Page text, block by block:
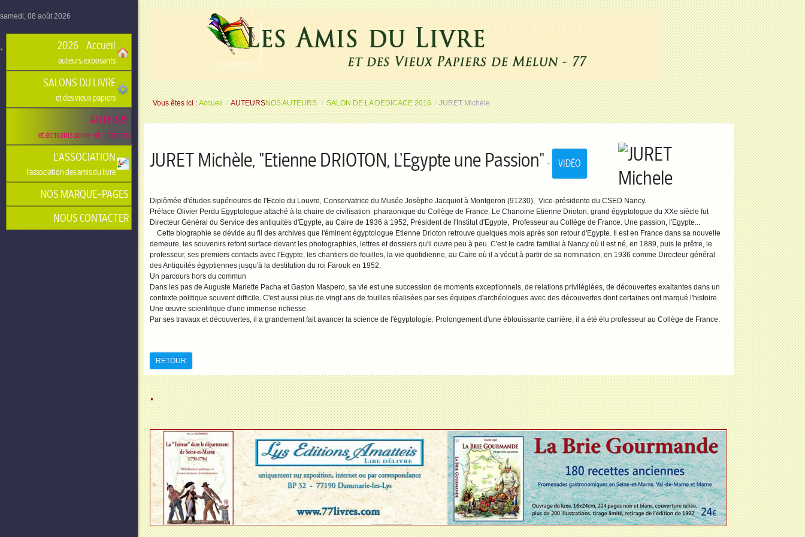
samedi, 08 août 2026
.
.
2026 • Accueil
auteurs, exposants
SALONS DU LIVRE
et des vieux papiers
AUTEURS
et écrivains seine-et-marnais
L'ASSOCIATION
l'association des amis du livre
NOS MARQUE-PAGES
NOUS CONTACTER
Vous êtes ici : Accueil / AUTEURSNOS AUTEURS / SALON DE LA DEDICACE 2016 / JURET Michèle
JURET Michèle, "Etienne DRIOTON, L'Egypte une Passion" - VIDÉO
Diplômée d'études supérieures de l'Ecole du Louvre, Conservatrice du Musée Josèphe Jacquiot à Montgeron (91230), Vice-présidente du CSED Nancy.
Préface Olivier Perdu Egyptologue attaché à la chaire de civilisation pharaonique du Collège de France. Le Chanoine Etienne Drioton, grand égyptologue du XXe siècle fut
Directeur Général du Service des antiquités d'Egypte, au Caire de 1936 à 1952, Président de l'Institut d'Egypte, Professeur au Collège de France. Une passion, l'Egypte...
Cette biographie se dévide au fil des archives que l'éminent égyptologue Etienne Drioton retrouve quelques mois après son retour d'Egypte. Il est en France dans sa nouvelle
demeure, les souvenirs refont surface devant les photographies, lettres et dossiers qu'il ouvre peu à peu. C'est le cadre familial à Nancy où il est né, en 1889, puis le prêtre, le
professeur, ses premiers contacts avec l'Egypte, les chantiers de fouilles, la vie quotidienne, au Caire où il a vécut à partir de sa nomination, en 1936 comme Directeur général
des Antiquités égyptiennes jusqu'à la destitution du roi Farouk en 1952.
Un parcours hors du commun
Dans les pas de Auguste Mariette Pacha et Gaston Maspero, sa vie est une succession de moments exceptionnels, de relations privilégiées, de découvertes exaltantes dans un
contexte politique souvent difficile. C'est aussi plus de vingt ans de fouilles réalisées par ses équipes d'archéologues avec des découvertes dont certaines ont marqué l'histoire.
Une œuvre scientifique d'une immense richesse.
Par ses travaux et découvertes, il a grandement fait avancer la science de l'égyptologie. Prolongement d'une éblouissante carrière, il a été élu professeur au Collège de France.
RETOUR
.